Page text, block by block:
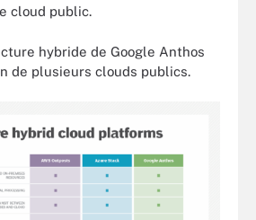
cloud public.
hybride de Google Anthos
de plusieurs clouds publics.